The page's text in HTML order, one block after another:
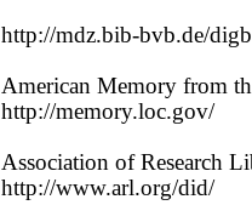
http://mdz.bib-bvb.de/
American Memory from
http://memory.loc.gov/
Association of Research
http://www.arl.org/did/